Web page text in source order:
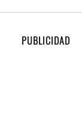
PUBLICIDAD